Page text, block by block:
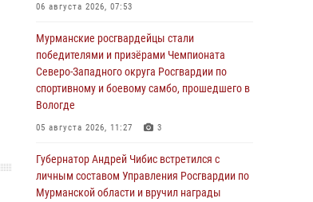
06 августа 2026, 07:53
Мурманские росгвардейцы стали
победителями и призёрами Чемпионата
Северо-Западного округа Росгвардии по
спортивному и боевому самбо, прошедшего в
Вологде
05 августа 2026, 11:27 3
Губернатор Андрей Чибис встретился с
личным составом Управления Росгвардии по
Мурманской области и вручил награды